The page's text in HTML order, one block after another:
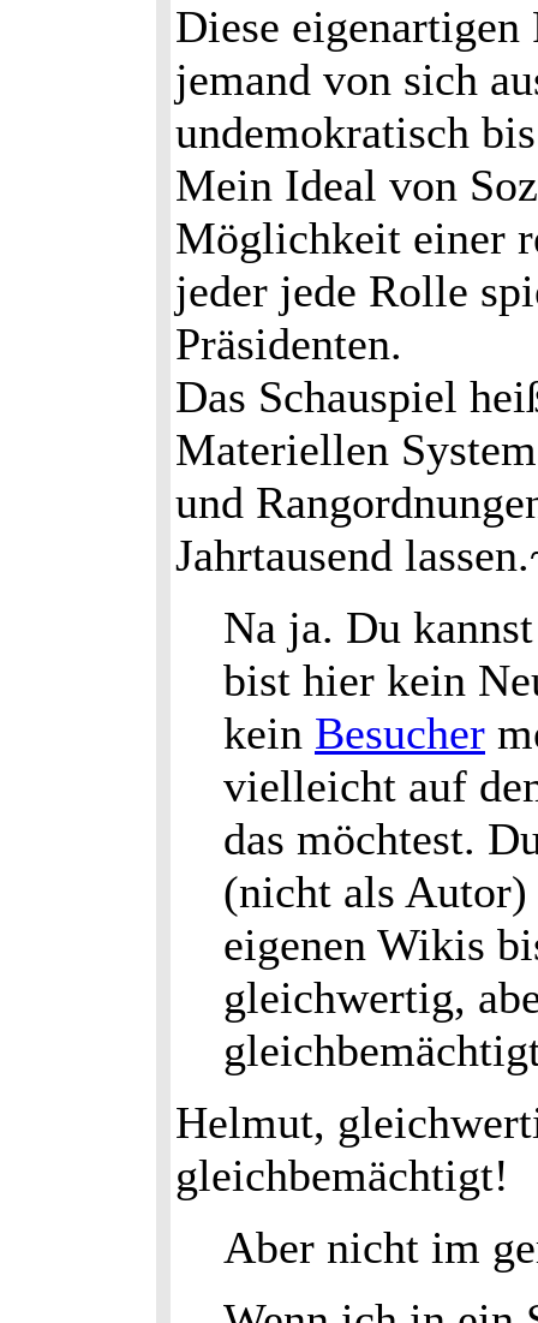
Diese
jemand von sich
undemokratisch
Mein Ideal von
Möglichkeit einer
jeder jede Rolle
Präsidenten.
Das Schauspiel
Materiellen
und
Jahrtausend
Na ja. Du
bist hier kein
kein Besucher
vielleicht auf
das möchtest.
(nicht als
eigenen Wikis
gleichwertig,
Helmut,
gleichbemächtigt!
Aber nicht im